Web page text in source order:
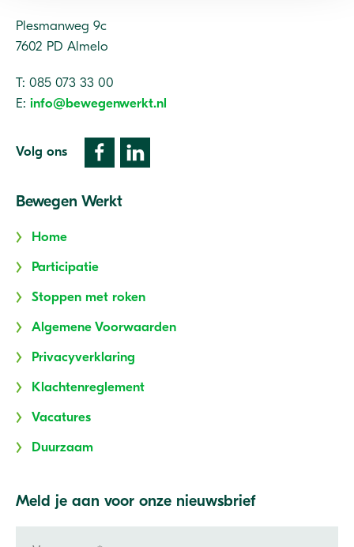
Plesmanweg 9c
7602 PD Almelo
T: 085 073 33 00
E: info@bewegenwerkt.nl
Volg ons
Bewegen Werkt
Home
Participatie
Stoppen met roken
Algemene Voorwaarden
Privacyverklaring
Klachtenreglement
Vacatures
Duurzaam
Meld je aan voor onze nieuwsbrief